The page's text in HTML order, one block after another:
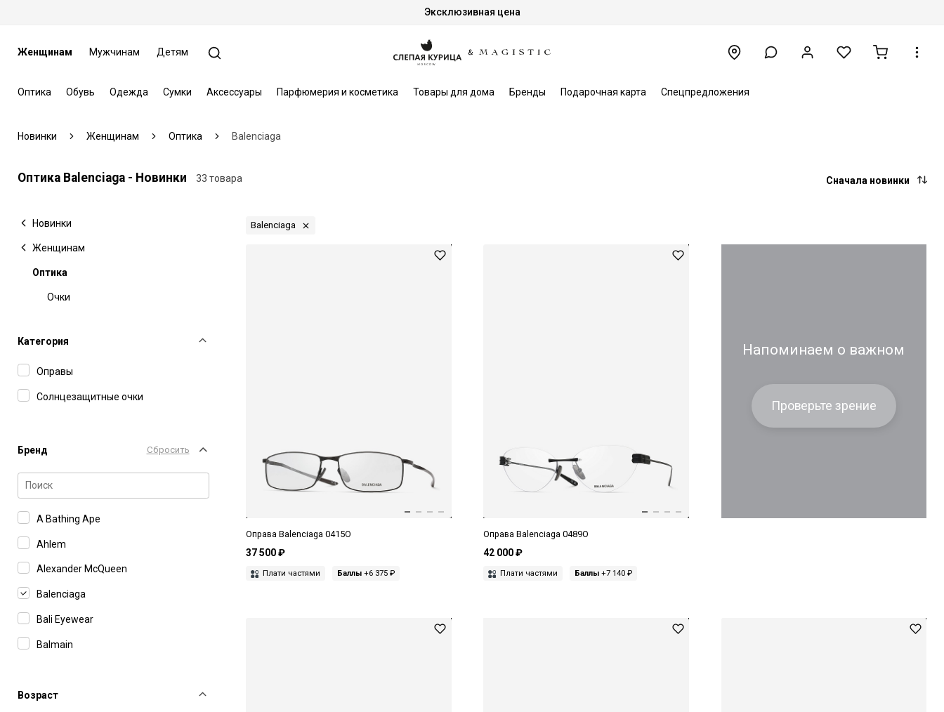
Эксклюзивная цена
Женщинам Мужчинам Детям
Оптика Обувь Одежда Сумки Аксессуары Парфюмерия и косметика Товары для дома Бренды Подарочная карта Спецпредложения
Новинки Женщинам Оптика Balenciaga
Оптика Balenciaga - Новинки 33 товара Сначала новинки
Новинки
Женщинам
Оптика
Очки
Категория
Оправы
Солнцезащитные очки
Бренд Сбросить
A Bathing Ape
Ahlem
Alexander McQueen
Balenciaga
Bali Eyewear
Balmain
Bottega Veneta
Возраст
Balenciaga
Оправа Balenciaga 0415O
37 500 ₽
Плати частями Баллы +6 375 ₽
Оправа Balenciaga 0489O
42 000 ₽
Плати частями Баллы +7 140 ₽
Напоминаем о важном
Проверьте зрение